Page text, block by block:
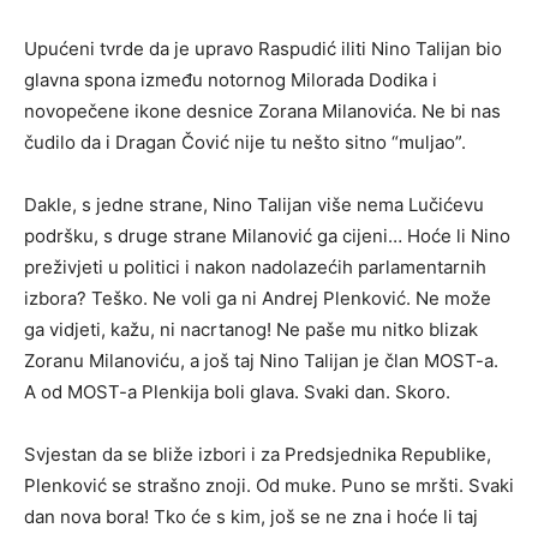
Upućeni tvrde da je upravo Raspudić iliti Nino Talijan bio
glavna spona između notornog Milorada Dodika i
novopečene ikone desnice Zorana Milanovića. Ne bi nas
čudilo da i Dragan Čović nije tu nešto sitno “muljao”.
Dakle, s jedne strane, Nino Talijan više nema Lučićevu
podršku, s druge strane Milanović ga cijeni… Hoće li Nino
preživjeti u politici i nakon nadolazećih parlamentarnih
izbora? Teško. Ne voli ga ni Andrej Plenković. Ne može
ga vidjeti, kažu, ni nacrtanog! Ne paše mu nitko blizak
Zoranu Milanoviću, a još taj Nino Talijan je član MOST-a.
A od MOST-a Plenkija boli glava. Svaki dan. Skoro.
Svjestan da se bliže izbori i za Predsjednika Republike,
Plenković se strašno znoji. Od muke. Puno se mršti. Svaki
dan nova bora! Tko će s kim, još se ne zna i hoće li taj